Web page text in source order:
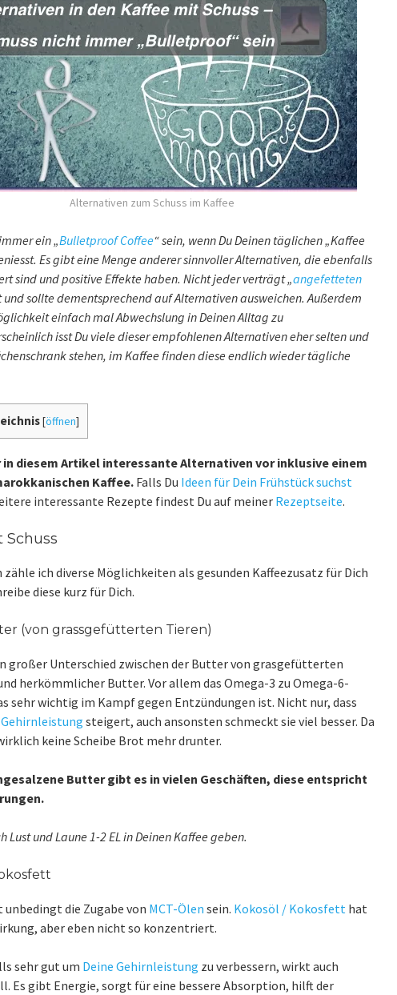
Alternativen zum Schuss im Kaffee
ein „Bulletproof Coffee“ sein, wenn Du Deinen täglichen „Kaffee
Es gibt eine Menge anderer sinnvoller Alternativen, die ebenfalls
sind und positive Effekte haben. Nicht jeder verträgt „angefetteten
und sollte dementsprechend auf Alternativen ausweichen. Außerdem
einfach mal Abwechslung in Deinen Alltag zu
isst Du viele dieser empfohlenen Alternativen eher selten und
stehen, im Kaffee finden diese endlich wieder tägliche
[öffnen]
in diesem Artikel interessante Alternativen vor inklusive einem
Kaffee. Falls Du Ideen für Dein Frühstück suchst
interessante Rezepte findest Du auf meiner Rezeptseite.
Schuss
ich diverse Möglichkeiten als gesunden Kaffeezusatz für Dich
diese kurz für Dich.
(von grassgefütterten Tieren)
großer Unterschied zwischen der Butter von grasgefütterten
herkömmlicher Butter. Vor allem das Omega-3 zu Omega-6-
sehr wichtig im Kampf gegen Entzündungen ist. Nicht nur, dass
Gehirnleistung steigert, auch ansonsten schmeckt sie viel besser. Da
keine Scheibe Brot mehr drunter.
Butter gibt es in vielen Geschäften, diese entspricht
Lust und Laune 1-2 EL in Deinen Kaffee geben.
unbedingt die Zugabe von MCT-Ölen sein. Kokosöl / Kokosfett hat
aber eben nicht so konzentriert.
sehr gut um Deine Gehirnleistung zu verbessern, wirkt auch
Es gibt Energie, sorgt für eine bessere Absorption, hilft der